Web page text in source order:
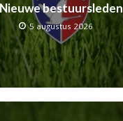
Nieuwe bestuursleden
5 augustus 2026